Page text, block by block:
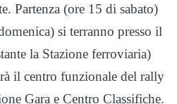
Partenza (ore 15 di sabato)
si terranno presso il
la Stazione ferroviaria)
il centro funzionale del rally
Gara e Centro Classifiche.